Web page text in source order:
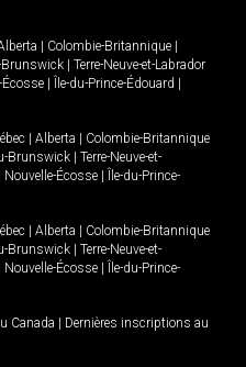
Colombie-Britannique
Brunswick
Terre-Neuve-et-Labrador
Écosse Île-du-Prince-Édouard
Alberta
Colombie-Britannique
Brunswick
Terre-Neuve-et-
Nouvelle-Écosse
Île-du-Prince-
Alberta
Colombie-Britannique
Brunswick
Terre-Neuve-et-
Nouvelle-Écosse
Île-du-Prince-
Canada
Dernières inscriptions au